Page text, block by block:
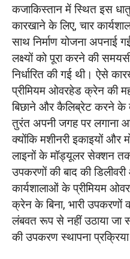
कजाकिस्तान में स्थित इस
कारखाने के लिए, चार
साथ निर्माण योजना अपनाई
लक्ष्यों को पूरा करने की
निर्धारित की गई थी। ऐसे
प्रीमियम ओवरहेड क्रेन की
बिछाने और कैलिब्रेट करने के
तुरंत अपनी जगह पर लगाना
क्योंकि मशीनरी इकाइयों और
लाइनों के मॉड्यूलर सेक्शन
उपकरणों की बाद की
कार्यशालाओं के प्रीमियम
क्रेन के बिना, भारी उपकरणों
लंबवत रूप से नहीं उठाया जा
की उपकरण स्थापना